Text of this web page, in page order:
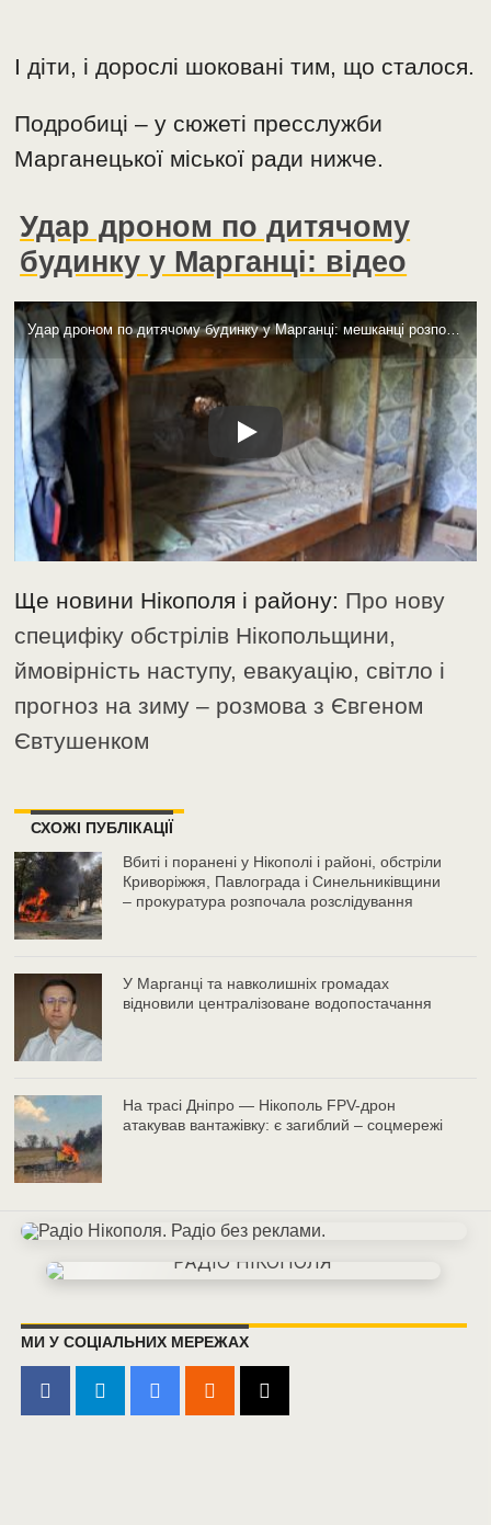
І діти, і дорослі шоковані тим, що сталося.
Подробиці – у сюжеті пресслужби
Марганецької міської ради нижче.
Удар дроном по дитячому
будинку у Марганці: відео
Удар дроном по дитячому будинку у Марганці: мешканці розповіли, як все було (відео)
Ще новини Нікополя і району: Про нову
специфіку обстрілів Нікопольщини,
ймовірність наступу, евакуацію, світло і
прогноз на зиму – розмова з Євгеном
Євтушенком
СХОЖІ ПУБЛІКАЦІЇ
Вбиті і поранені у Нікополі і районі, обстріли
Криворіжжя, Павлограда і Синельниківщини
– прокуратура розпочала розслідування
У Марганці та навколишніх громадах
відновили централізоване водопостачання
На трасі Дніпро — Нікополь FPV-дрон
атакував вантажівку: є загиблий – соцмережі
МИ У СОЦІАЛЬНИХ МЕРЕЖАХ